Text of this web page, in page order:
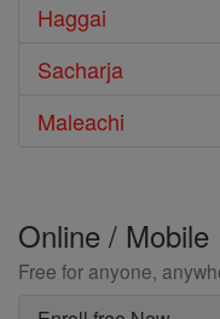
Haggai
Sacharja
Maleachi
Online /
Free for anyone,